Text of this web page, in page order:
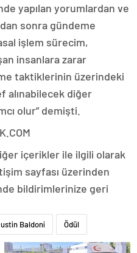
yapılan yorumlardan ve
sonra gündeme
işlem sürecim,
insanlara zarar
taktiklerinin üzerindeki
alınabilecek diğer
olur” demişti.
içerikler ile ilgili olarak
sayfası üzerinden
bildirimlerinize geri
Baldoni Ödül